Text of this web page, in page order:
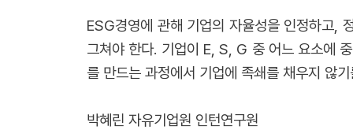
ESG경영에 관해 기업의 자율성을 인정하고,
그쳐야 한다. 기업이 E, S, G 중 어느 요소에
를 만드는 과정에서 기업에 족쇄를 채우지 않
박혜린 자유기업원 인턴연구원